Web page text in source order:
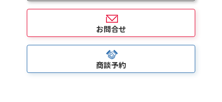
お問合せ
商談予約